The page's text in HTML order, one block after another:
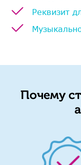
Реквизит
Почему